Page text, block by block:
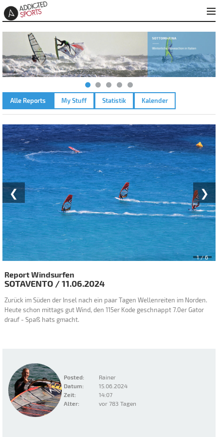
Alle Reports My Stuff Statistik Kalender
SOTAVENTO – 11.06.2024
❯
❮
2/ 6
Posted:
Rainer
Datum:
15.06.2024
Zeit:
14:07
Alter:
vor 783 Tagen
Report Windsurfen
SOTAVENTO /11.06.2024
Zurück im Süden der Insel nach ein paar Tagen Wellenreiten im Norden.
Heute schon mittags gut Wind, den 115er Kode geschnappt 7.0er Gator
drauf - Spaß hats gmacht.